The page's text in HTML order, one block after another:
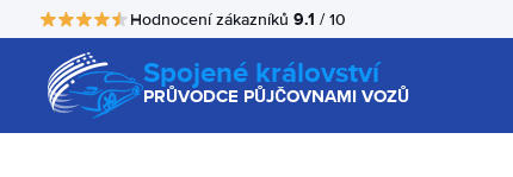
Hodnocení zákazníků 9.1 / 10
Spojené království
PRŮVODCE PŮJČOVNAMI VOZŮ